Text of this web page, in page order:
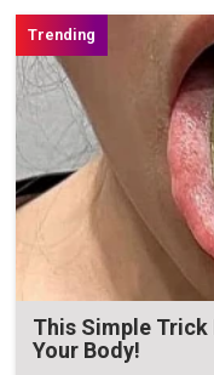
This Simple Trick
Your Body!